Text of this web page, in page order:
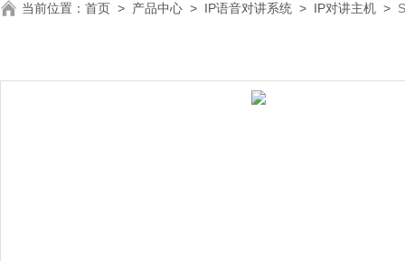
当前位置： 首页 > 产品中心 > IP语音对讲系统 > IP对讲主机 >